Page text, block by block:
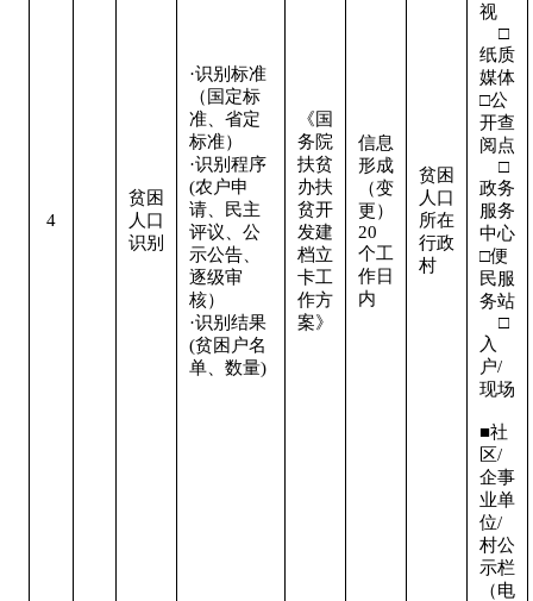
4
贫困
人口
识别
·识别标准
（国定标
准、省定
标准）
·识别程序
(农户申
请、民主
评议、公
示公告、
逐级审
核）
·识别结果
(贫困户名
单、数量)
《国
务院
扶贫
办扶
贫开
发建
档立
卡工
作方
案》
信息
形成
（变
更）
20
个工
作日
内
贫困
人口
所在
行政
村
视
□
纸质
媒体
□公
开查
阅点
□
政务
服务
中心
□便
民服
务站
□
入
户/
现场
■社
区/
企事
业单
位/
村公
示栏
（电